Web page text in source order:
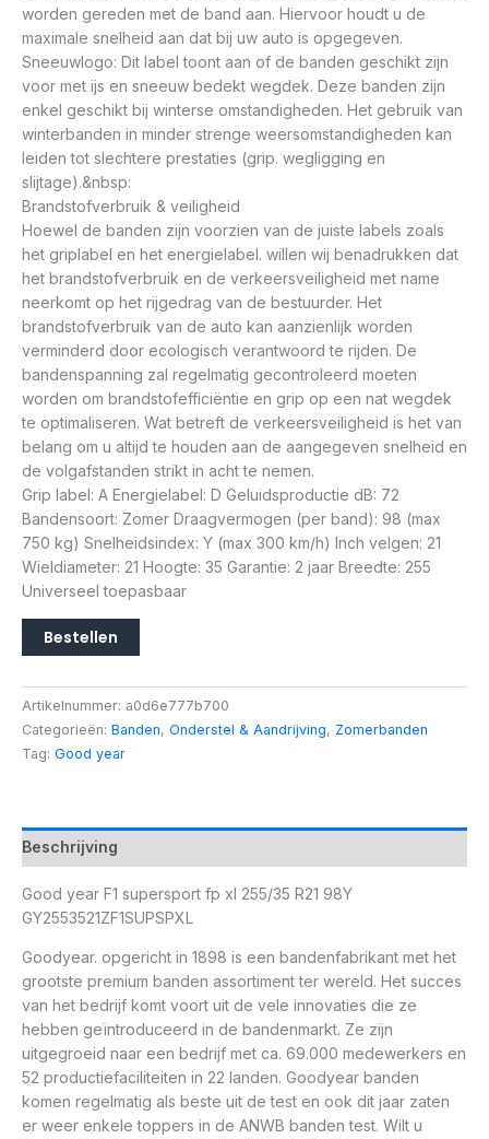
worden gereden met de band aan. Hiervoor houdt u de
maximale snelheid aan dat bij uw auto is opgegeven.
Sneeuwlogo: Dit label toont aan of de banden geschikt zijn
voor met ijs en sneeuw bedekt wegdek. Deze banden zijn
enkel geschikt bij winterse omstandigheden. Het gebruik van
winterbanden in minder strenge weersomstandigheden kan
leiden tot slechtere prestaties (grip. wegligging en
slijtage).&nbsp:
Brandstofverbruik & veiligheid
Hoewel de banden zijn voorzien van de juiste labels zoals
het griplabel en het energielabel. willen wij benadrukken dat
het brandstofverbruik en de verkeersveiligheid met name
neerkomt op het rijgedrag van de bestuurder. Het
brandstofverbruik van de auto kan aanzienlijk worden
verminderd door ecologisch verantwoord te rijden. De
bandenspanning zal regelmatig gecontroleerd moeten
worden om brandstofefficiëntie en grip op een nat wegdek
te optimaliseren. Wat betreft de verkeersveiligheid is het van
belang om u altijd te houden aan de aangegeven snelheid en
de volgafstanden strikt in acht te nemen.
Grip label: A Energielabel: D Geluidsproductie dB: 72
Bandensoort: Zomer Draagvermogen (per band): 98 (max
750 kg) Snelheidsindex: Y (max 300 km/h) Inch velgen: 21
Wieldiameter: 21 Hoogte: 35 Garantie: 2 jaar Breedte: 255
Universeel toepasbaar
Bestellen
Artikelnummer: a0d6e777b700
Categorieën: Banden, Onderstel & Aandrijving, Zomerbanden
Tag: Good year
Beschrijving
Good year F1 supersport fp xl 255/35 R21 98Y
GY2553521ZF1SUPSPXL
Goodyear. opgericht in 1898 is een bandenfabrikant met het
grootste premium banden assortiment ter wereld. Het succes
van het bedrijf komt voort uit de vele innovaties die ze
hebben geïntroduceerd in de bandenmarkt. Ze zijn
uitgegroeid naar een bedrijf met ca. 69.000 medewerkers en
52 productiefaciliteiten in 22 landen. Goodyear banden
komen regelmatig als beste uit de test en ook dit jaar zaten
er weer enkele toppers in de ANWB banden test. Wilt u